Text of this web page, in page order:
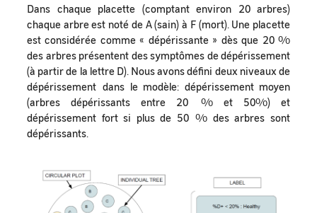
Dans chaque placette (comptant environ 20 arbres)
chaque arbre est noté de A (sain) à F (mort). Une placette
est considérée comme « dépérissante » dès que 20 %
des arbres présentent des symptômes de dépérissement
(à partir de la lettre D). Nous avons défini deux niveaux de
dépérissement dans le modèle: dépérissement moyen
(arbres dépérissants entre 20 % et 50%) et
dépérissement fort si plus de 50 % des arbres sont
dépérissants.